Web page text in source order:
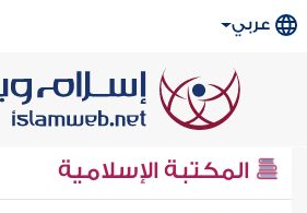
عربي
المكتبة الإسلامية